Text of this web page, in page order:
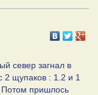
север загнал в
2 щупаков : 1.2 и 1
Потом пришлось